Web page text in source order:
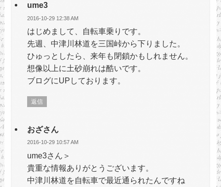
ume3
2016-10-29 12:38 AM
はじめまして、自転車乗りです。
先週、中津川林道を三国峠から下りました。
ひゅっとしたら、来年も閉鎖かもしれません。
想像以上に土砂崩れは酷いです。
ブログにUPしております。
返信
おざさん
2016-10-29 10:57 AM
ume3さん＞
貴重な情報ありがとうございます。
中津川林道を自転車で最近通られたんですね